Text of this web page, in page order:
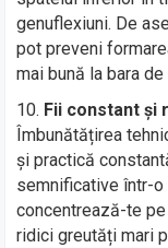
genuflexiuni. De
pot preveni
mai bună la bara de
Fii constant și
Îmbunătățirea
și practică
semnificative într-
concentrează-te
ridici greutăți mari